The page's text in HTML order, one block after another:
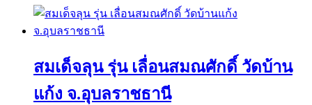
สมเด็จลุน รุ่น เลื่อนสมณศักดิ์ วัดบ้าน
แก้ง จ.อุบลราชธานี